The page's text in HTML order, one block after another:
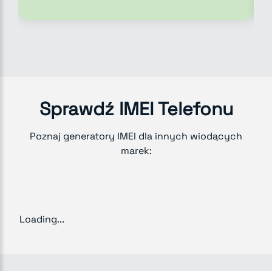
Sprawdź IMEI Telefonu
Poznaj generatory IMEI dla innych wiodących
marek:
Loading...